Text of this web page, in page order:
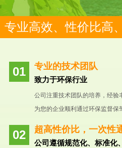
专业高效、性价比高
专业的技术团队
致力于环保行业
公司注重技术团队的培养，经验
为您的企业顺利通过环保监督保
超高性价比，一次性
公司遵循规范化、标准化